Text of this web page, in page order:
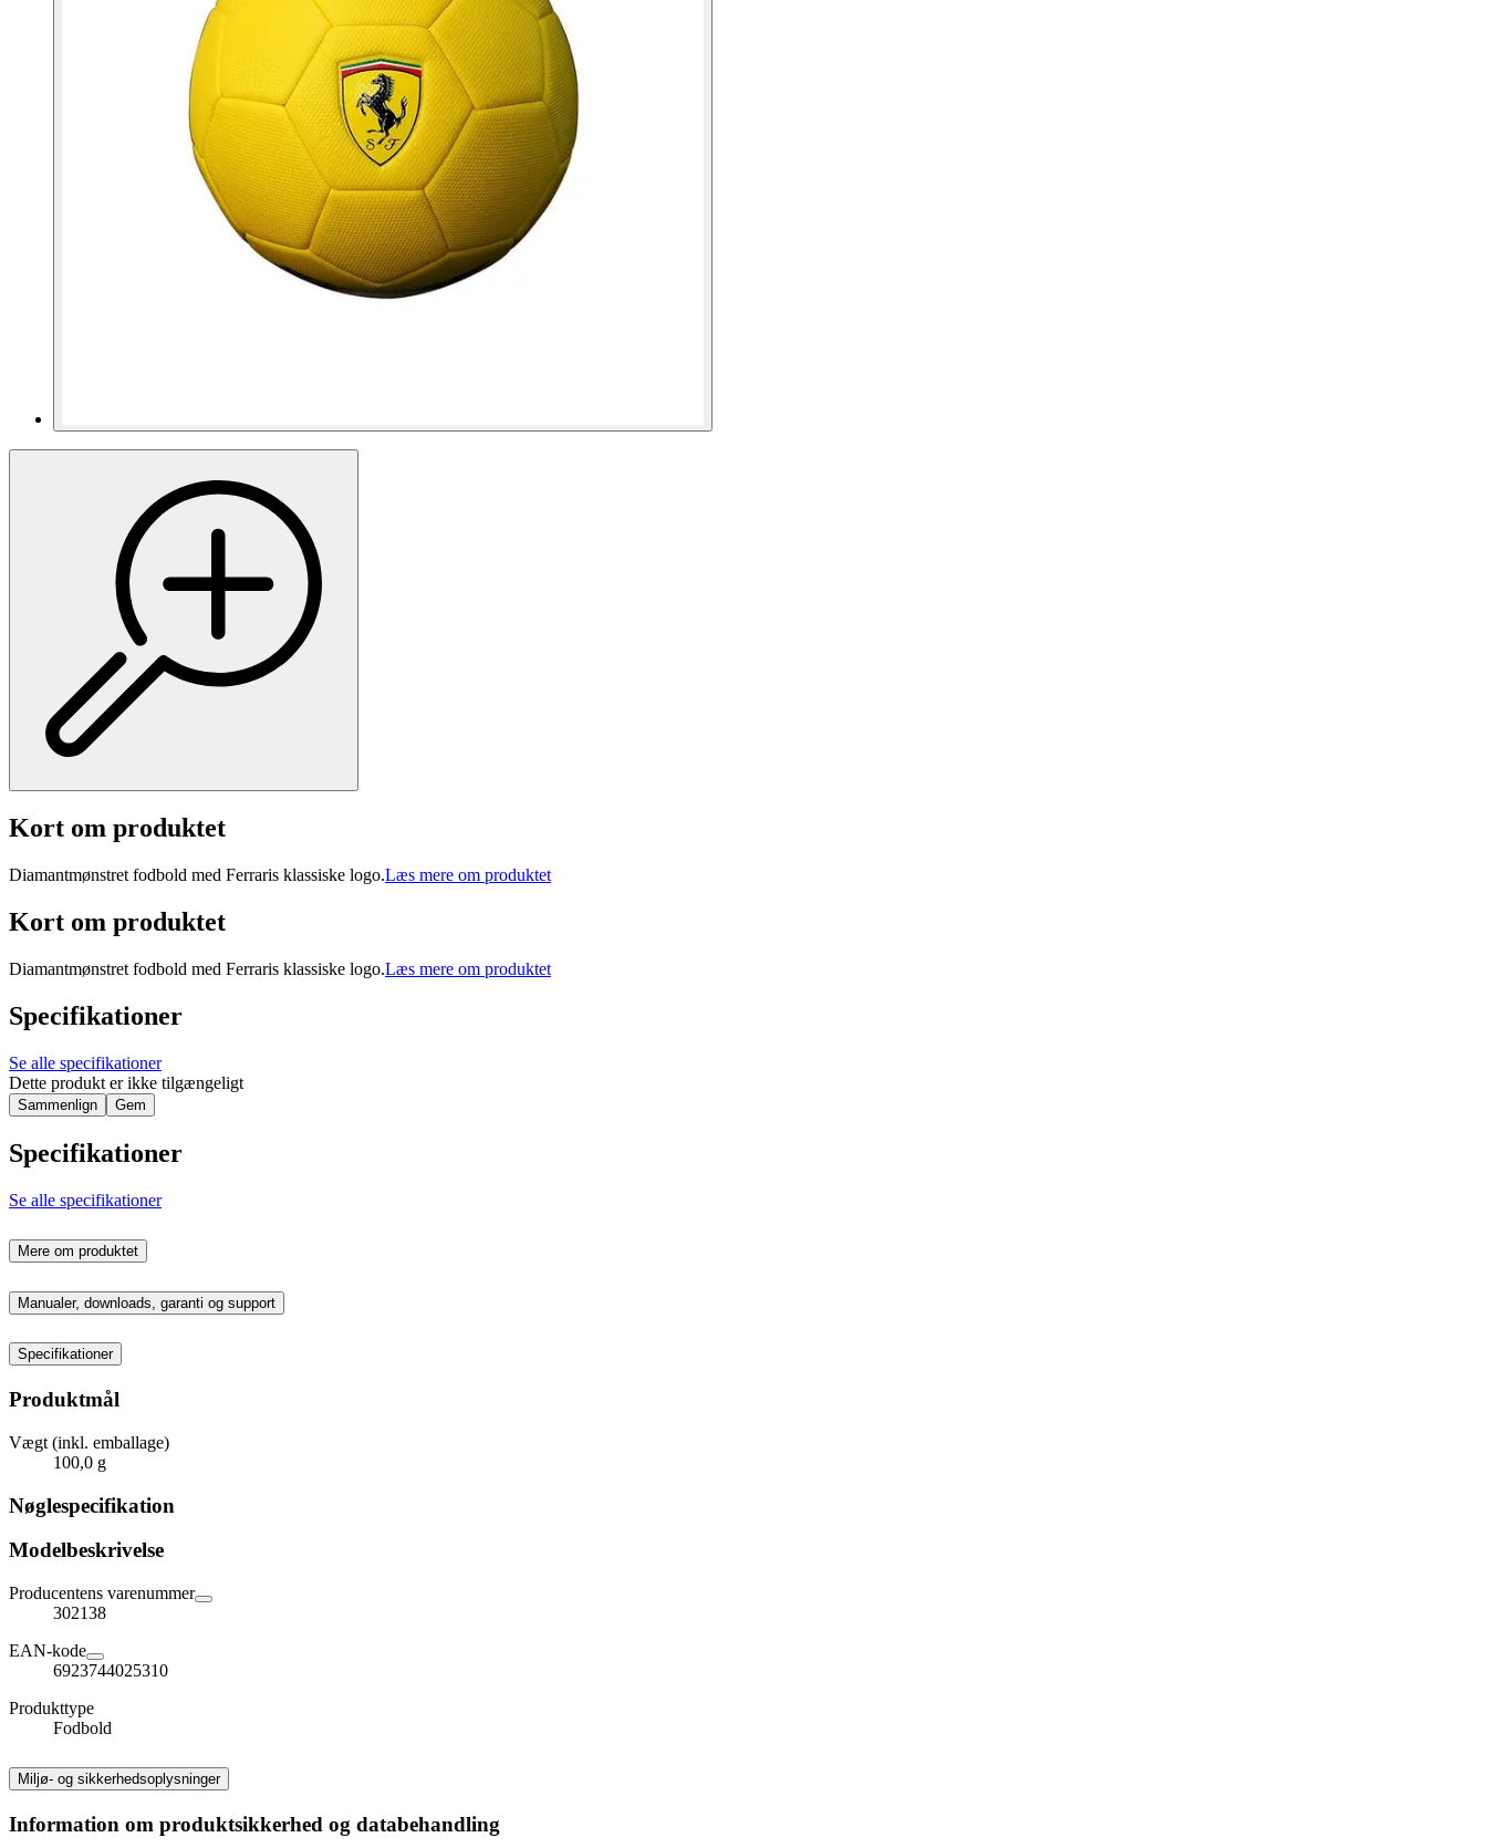
Kort om produktet
Diamantmønstret fodbold med Ferraris klassiske logo.Læs mere om produktet
Kort om produktet
Diamantmønstret fodbold med Ferraris klassiske logo.Læs mere om produktet
Specifikationer
Se alle specifikationer
Dette produkt er ikke tilgængeligt
Sammenlign Gem
Specifikationer
Se alle specifikationer
Mere om produktet
Manualer, downloads, garanti og support
Specifikationer
Produktmål
Vægt (inkl. emballage)
100,0 g
Nøglespecifikation
Modelbeskrivelse
Producentens varenummer
302138
EAN-kode
6923744025310
Produkttype
Fodbold
Miljø- og sikkerhedsoplysninger
Information om produktsikkerhed og databehandling